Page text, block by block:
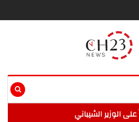
على الوزير الشيباني